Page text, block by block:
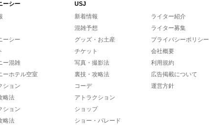
ーシー
USJ
ーシー
ー混雑
ーホテル空室
ション
略法
ション
略法
新着情報
混雑予想
グッズ・お土産
チケット
写真・撮影法
裏技・攻略法
コーデ
アトラクション
ショップ
ショー・パレード
ライター紹介
ライター募集
プライバシーポリシー
会社概要
利用規約
広告掲載について
運営方針